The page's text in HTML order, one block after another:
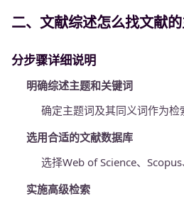
二、文献综述怎么找文献
分步骤详细说明
明确综述主题和关键词
确定主题词及其同义词作为检
选用合适的文献数据库
选择Web of Science、
实施高级检索